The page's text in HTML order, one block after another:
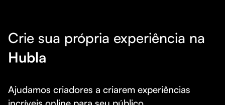
Crie sua própria experiência na
Hubla
Ajudamos criadores a criarem experiências